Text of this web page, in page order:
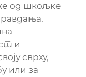
од шкољке
и
сврху,
или за